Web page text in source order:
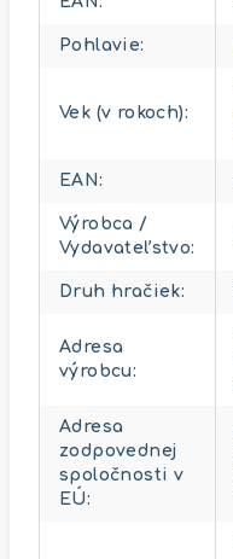
Pohlavie:
Vek (v rokoch):
EAN:
Výrobca /
Vydavateľstvo:
Druh hračiek:
Adresa
výrobcu:
Adresa
zodpovednej
spoločnosti v
EÚ: